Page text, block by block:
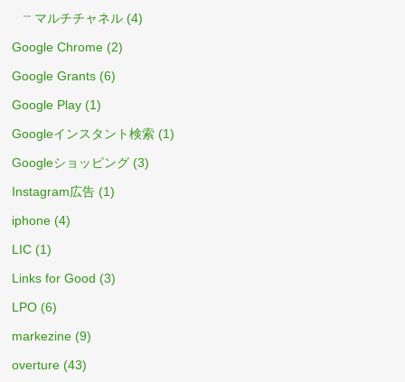
マルチチャネル (4)
Google Chrome (2)
Google Grants (6)
Google Play (1)
Googleインスタント検索 (1)
Googleショッピング (3)
Instagram広告 (1)
iphone (4)
LIC (1)
Links for Good (3)
LPO (6)
markezine (9)
overture (43)